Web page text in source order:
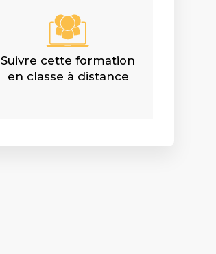
Suivre cette formation
en classe à distance